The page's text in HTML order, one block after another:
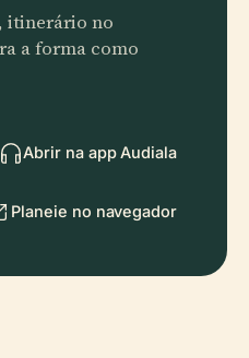
itinerário no
a forma como
Abrir na app Audiala
Planeie no navegador